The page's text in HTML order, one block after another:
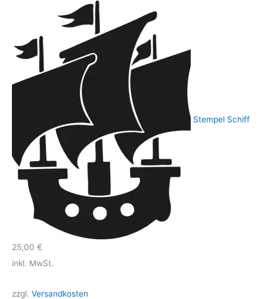
Stempel Schiff
25,00 €
inkl. MwSt.
zzgl. Versandkosten